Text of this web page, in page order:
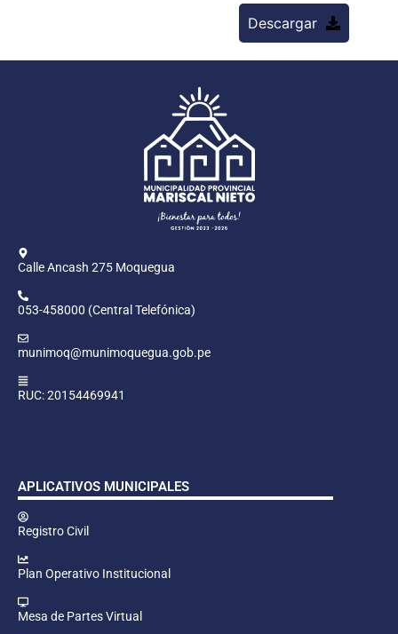
Descargar
Calle Ancash 275 Moquegua
053-458000 (Central Telefónica)
munimoq@munimoquegua.gob.pe
RUC: 20154469941
APLICATIVOS MUNICIPALES
Registro Civil
Plan Operativo Institucional
Mesa de Partes Virtual